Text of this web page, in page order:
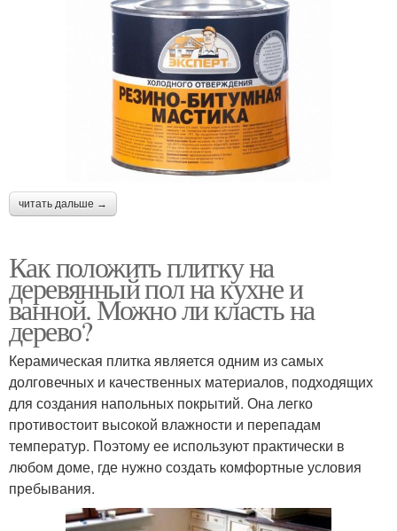
читать дальше →
Как положить плитку на
деревянный пол на кухне и
ванной. Можно ли класть на
дерево?
Керамическая плитка является одним из самых
долговечных и качественных материалов, подходящих
для создания напольных покрытий. Она легко
противостоит высокой влажности и перепадам
температур. Поэтому ее используют практически в
любом доме, где нужно создать комфортные условия
пребывания.